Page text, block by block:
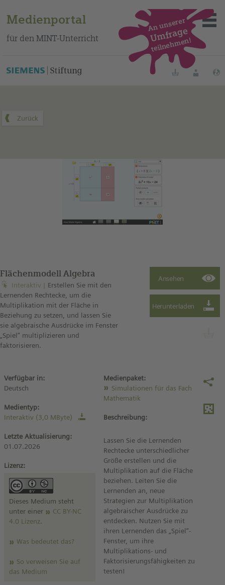
Medienportal
für den MINT-Unterricht
Über das Portal
Fortbildungen
Merklisten
An unserer
Umfrage
teilnehmen!
Flächenmodell Algebra
Interaktiv
Erstellen Sie mit den
Lernenden Rechtecke, um die
Multiplikation mit der Fläche in
Beziehung zu setzen, und lassen Sie
sie algebraische Ausdrücke im Fenster
„Spiel“ multiplizieren und
faktorisieren.
Verfügbar in:
Deutsch
Medientyp:
Interaktiv (3,0 MByte)
Letzte Aktualisierung:
01.07.2026
Lizenz:
Dieses Medium steht
unter einer
CC BY-NC
4.0 Lizenz.
Was bedeutet das?
So verweisen Sie auf
das Medium
Medienpaket:
Simulationen für das Fach
Mathematik
Beschreibung:
Lassen Sie die Lernenden
Rechtecke unterschiedlicher
Größe erstellen und die
Multiplikation auf die Fläche
beziehen. Leiten Sie die
Lernenden an, neue
Strategien zur Multiplikation
algebraischer Ausdrücke zu
entdecken. Nutzen Sie mit
ihren Lernenden das „Spiel“-
Fenster, um ihre
Multiplikations- und
Faktorisierungsfähigkeiten zu
testen!
Dieses Medium finden Sie auf unserem spanischen